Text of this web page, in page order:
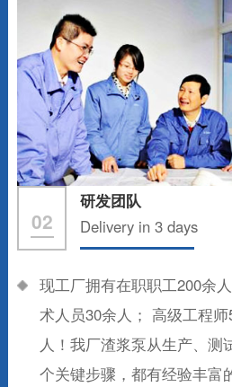
02
研发团队
Delivery in 3 days
现工厂拥有在职职工200余
术人员30余人； 高级工程
人！我厂渣浆泵从生产、测
个关键步骤，都有经验丰富